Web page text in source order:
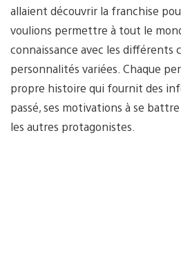
allaient découvrir la franchise
voulions permettre à tout le
connaissance avec les différents
personnalités variées. Chaque
propre histoire qui fournit des
passé, ses motivations à se
les autres protagonistes.